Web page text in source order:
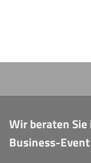
Wir beraten
Business-Event